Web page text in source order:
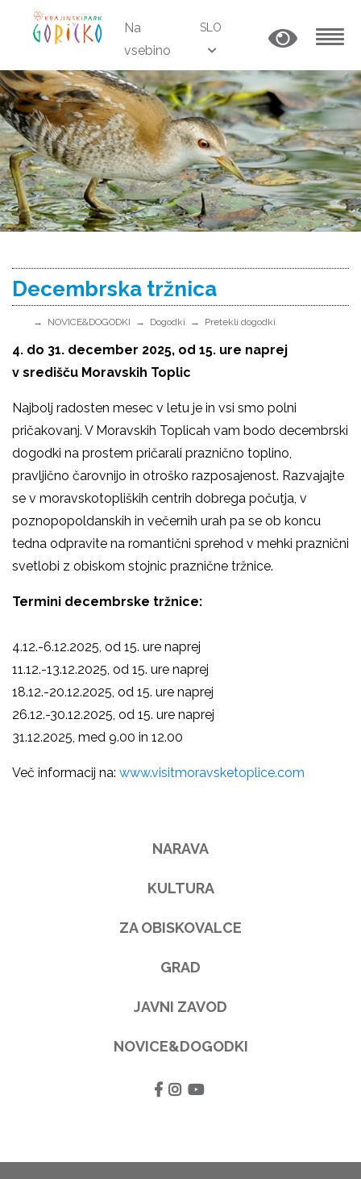
Na
vsebino
SLO
Decembrska tržnica
NOVICE&DOGODKI Dogodki Pretekli dogodki
4. do 31. december 2025, od 15. ure naprej
v središču Moravskih Toplic
Najbolj radosten mesec v letu je in vsi smo polni
pričakovanj. V Moravskih Toplicah vam bodo decembrski
dogodki na prostem pričarali praznično toplino,
pravljično čarovnijo in otroško razposajenost. Razvajajte
se v moravskotopliških centrih dobrega počutja, v
poznopopoldanskih in večernih urah pa se ob koncu
tedna odpravite na romantični sprehod v mehki praznični
svetlobi z obiskom stojnic praznične tržnice.
Termini decembrske tržnice:
4.12.-6.12.2025, od 15. ure naprej
11.12.-13.12.2025, od 15. ure naprej
18.12.-20.12.2025, od 15. ure naprej
26.12.-30.12.2025, od 15. ure naprej
31.12.2025, med 9.00 in 12.00
Več informacij na: www.visitmoravsketoplice.com
NARAVA
KULTURA
ZA OBISKOVALCE
GRAD
JAVNI ZAVOD
NOVICE&DOGODKI